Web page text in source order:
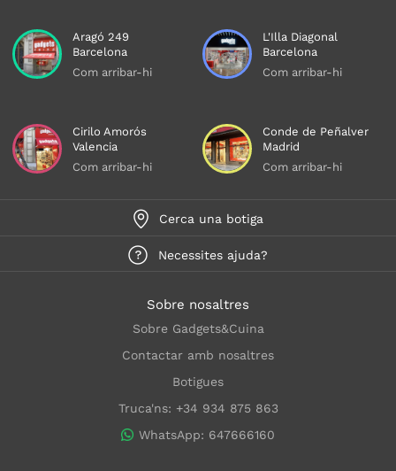
Aragó 249
Barcelona
Com arribar-hi
L'Illa Diagonal
Barcelona
Com arribar-hi
Cirilo Amorós
Valencia
Com arribar-hi
Conde de Peñalver
Madrid
Com arribar-hi
Cerca una botiga
Necessites ajuda?
Sobre nosaltres
Sobre Gadgets&Cuina
Contactar amb nosaltres
Botigues
Truca'ns: +34 934 875 863
WhatsApp: 647666160